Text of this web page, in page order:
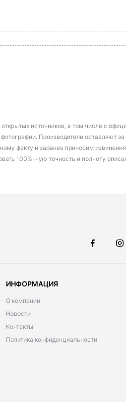
источников, в том числе с
Производители оставляют
факту и заранее приносим
100%-ную точность и полноту
ИНФОРМАЦИЯ
О компании
Новости
Контакты
Политика конфиденциальности